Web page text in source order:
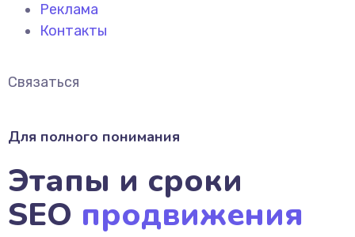
Реклама
Контакты
Связаться
Для полного понимания
Этапы и сроки
SEO продвижения